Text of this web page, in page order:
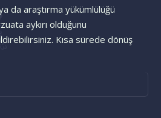
da araştırma yükümlülüğü
aykırı olduğunu
Kısa sürede dönüş